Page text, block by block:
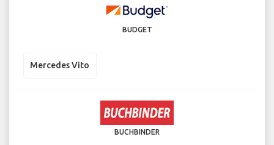
BUDGET
Mercedes Vito
BUCHBINDER